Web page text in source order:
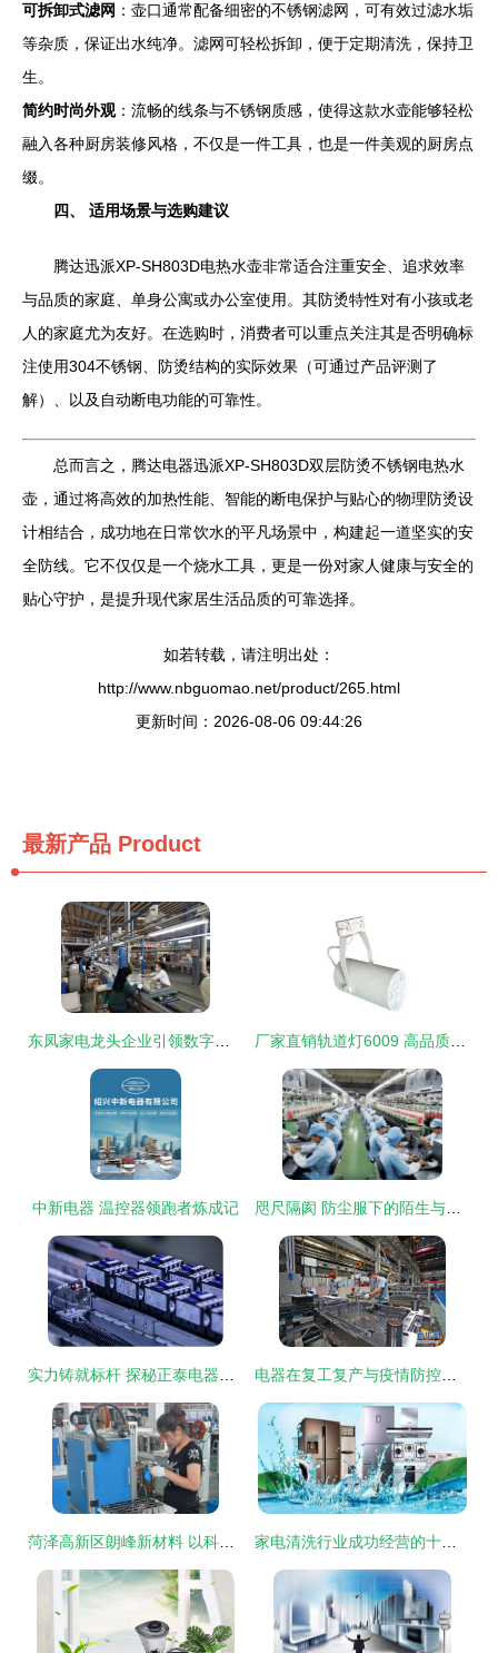
可拆卸式滤网 ：壶口通常配备细密的不锈钢滤网，可有效过滤水垢
等杂质，保证出水纯净。滤网可轻松拆卸，便于定期清洗，保持卫
生。
简约时尚外观：流畅的线条与不锈钢质感，使得这款水壶能够轻松
融入各种厨房装修风格，不仅是一件工具，也是一件美观的厨房点
缀。
四、 适用场景与选购建议
腾达迅派XP-SH803D电热水壶非常适合注重安全、追求效率
与品质的家庭、单身公寓或办公室使用。其防烫特性对有小孩或老
人的家庭尤为友好。在选购时，消费者可以重点关注其是否明确标
注使用304不锈钢、防烫结构的实际效果（可通过产品评测了
解）、以及自动断电功能的可靠性。
总而言之，腾达电器迅派XP-SH803D双层防烫不锈钢电热水
壶，通过将高效的加热性能、智能的断电保护与贴心的物理防烫设
计相结合，成功地在日常饮水的平凡场景中，构建起一道坚实的安
全防线。它不仅仅是一个烧水工具，更是一份对家人健康与安全的
贴心守护，是提升现代家居生活品质的可靠选择。
如若转载，请注明出处：
http://www.nbguomao.net/product/265.html
更新时间：2026-08-06 09:44:26
最新产品 Product
中新电器 温控器领跑者炼成记